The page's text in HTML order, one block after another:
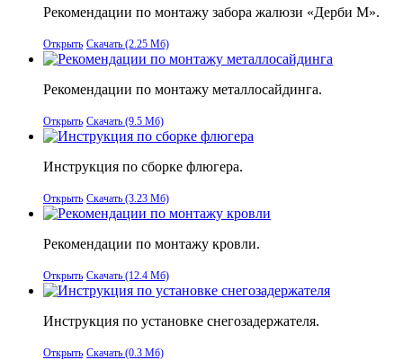
Рекомендации по монтажу забора жалюзи «Дерби М».
Открыть Скачать (2.25 Мб)
Рекомендации по монтажу металлосайдинга.
Открыть Скачать (9.5 Мб)
Инструкция по сборке флюгера.
Открыть Скачать (3.23 Мб)
Рекомендации по монтажу кровли.
Открыть Скачать (12.4 Мб)
Инструкция по установке снегозадержателя.
Открыть Скачать (0.3 Мб)